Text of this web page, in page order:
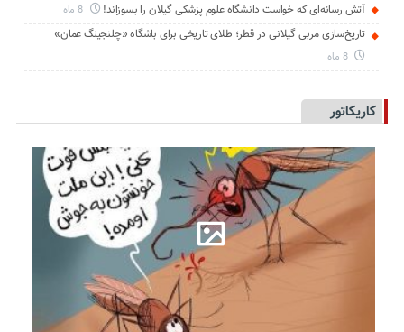
آتش رسانه‌ای که خواست دانشگاه علوم پزشکی گیلان را بسوزاند! 8 ماه
تاریخ‌سازی مربی گیلانی در قطر؛ طلای تاریخی برای باشگاه «چلنجینگ عمان»
8 ماه
کاریکاتور